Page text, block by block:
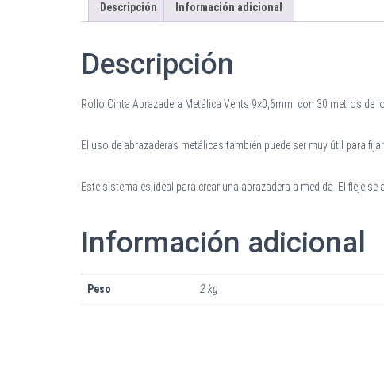
Descripción Información adicional
Descripción
Rollo Cinta Abrazadera Metálica Vents 9×0,6mm con 30 metros de
El uso de abrazaderas metálicas también puede ser muy útil para
Este sistema es ideal para crear una abrazadera a medida. El fleje
Información adicional
Peso 2 kg